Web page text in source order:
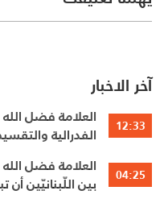
آخر الاخبار
12:33
العلامة فضل
الفدرالية
04:25
بين اللّبنانيّين أن